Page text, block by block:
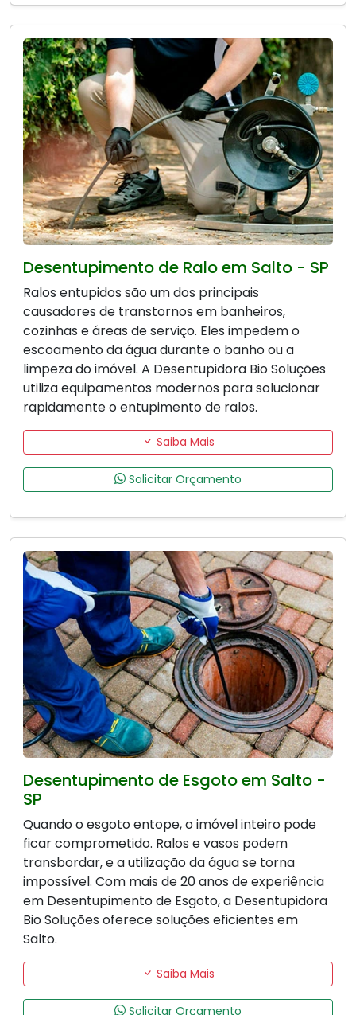
Desentupimento de Ralo em Salto - SP
Ralos entupidos são um dos principais
causadores de transtornos em banheiros,
cozinhas e áreas de serviço. Eles impedem o
escoamento da água durante o banho ou a
limpeza do imóvel. A Desentupidora Bio Soluções
utiliza equipamentos modernos para solucionar
rapidamente o entupimento de ralos.
Saiba Mais
Solicitar Orçamento
Desentupimento de Esgoto em Salto -
SP
Quando o esgoto entope, o imóvel inteiro pode
ficar comprometido. Ralos e vasos podem
transbordar, e a utilização da água se torna
impossível. Com mais de 20 anos de experiência
em Desentupimento de Esgoto, a Desentupidora
Bio Soluções oferece soluções eficientes em
Salto.
Saiba Mais
Solicitar Orçamento